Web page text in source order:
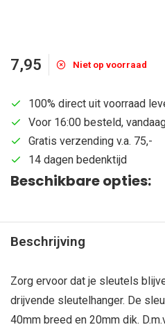
7,95 Niet op voorraad
100% direct uit voorraad
Voor 16:00 besteld,
Gratis verzending v.a. 75,-
14 dagen bedenktijd
Beschikbare opties:
Beschrijving
Zorg ervoor dat je sleutels
drijvende sleutelhanger. De
40mm breed en 20mm dik.